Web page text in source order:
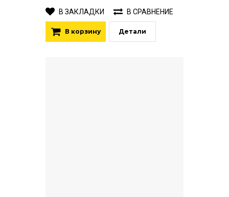
В ЗАКЛАДКИ В СРАВНЕНИЕ
В корзину Детали